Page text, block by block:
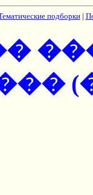
подборки|